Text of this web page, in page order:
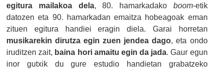
egitura mailakoa dela , 80. hamarkadako boom-etik
datozen eta 90. hamarkadan emaitza hobeagoak eman
zituen egitura handiei eragin diela. Garai horretan
musikarekin dirutza egin zuen jendea dago , eta ondo
iruditzen zait, baina hori amaitu egin da jada . Gaur egun
inor gutxik du gure estudio handietan grabatzeko